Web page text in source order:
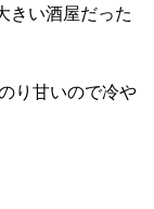
きい酒屋だった
り甘いので冷や